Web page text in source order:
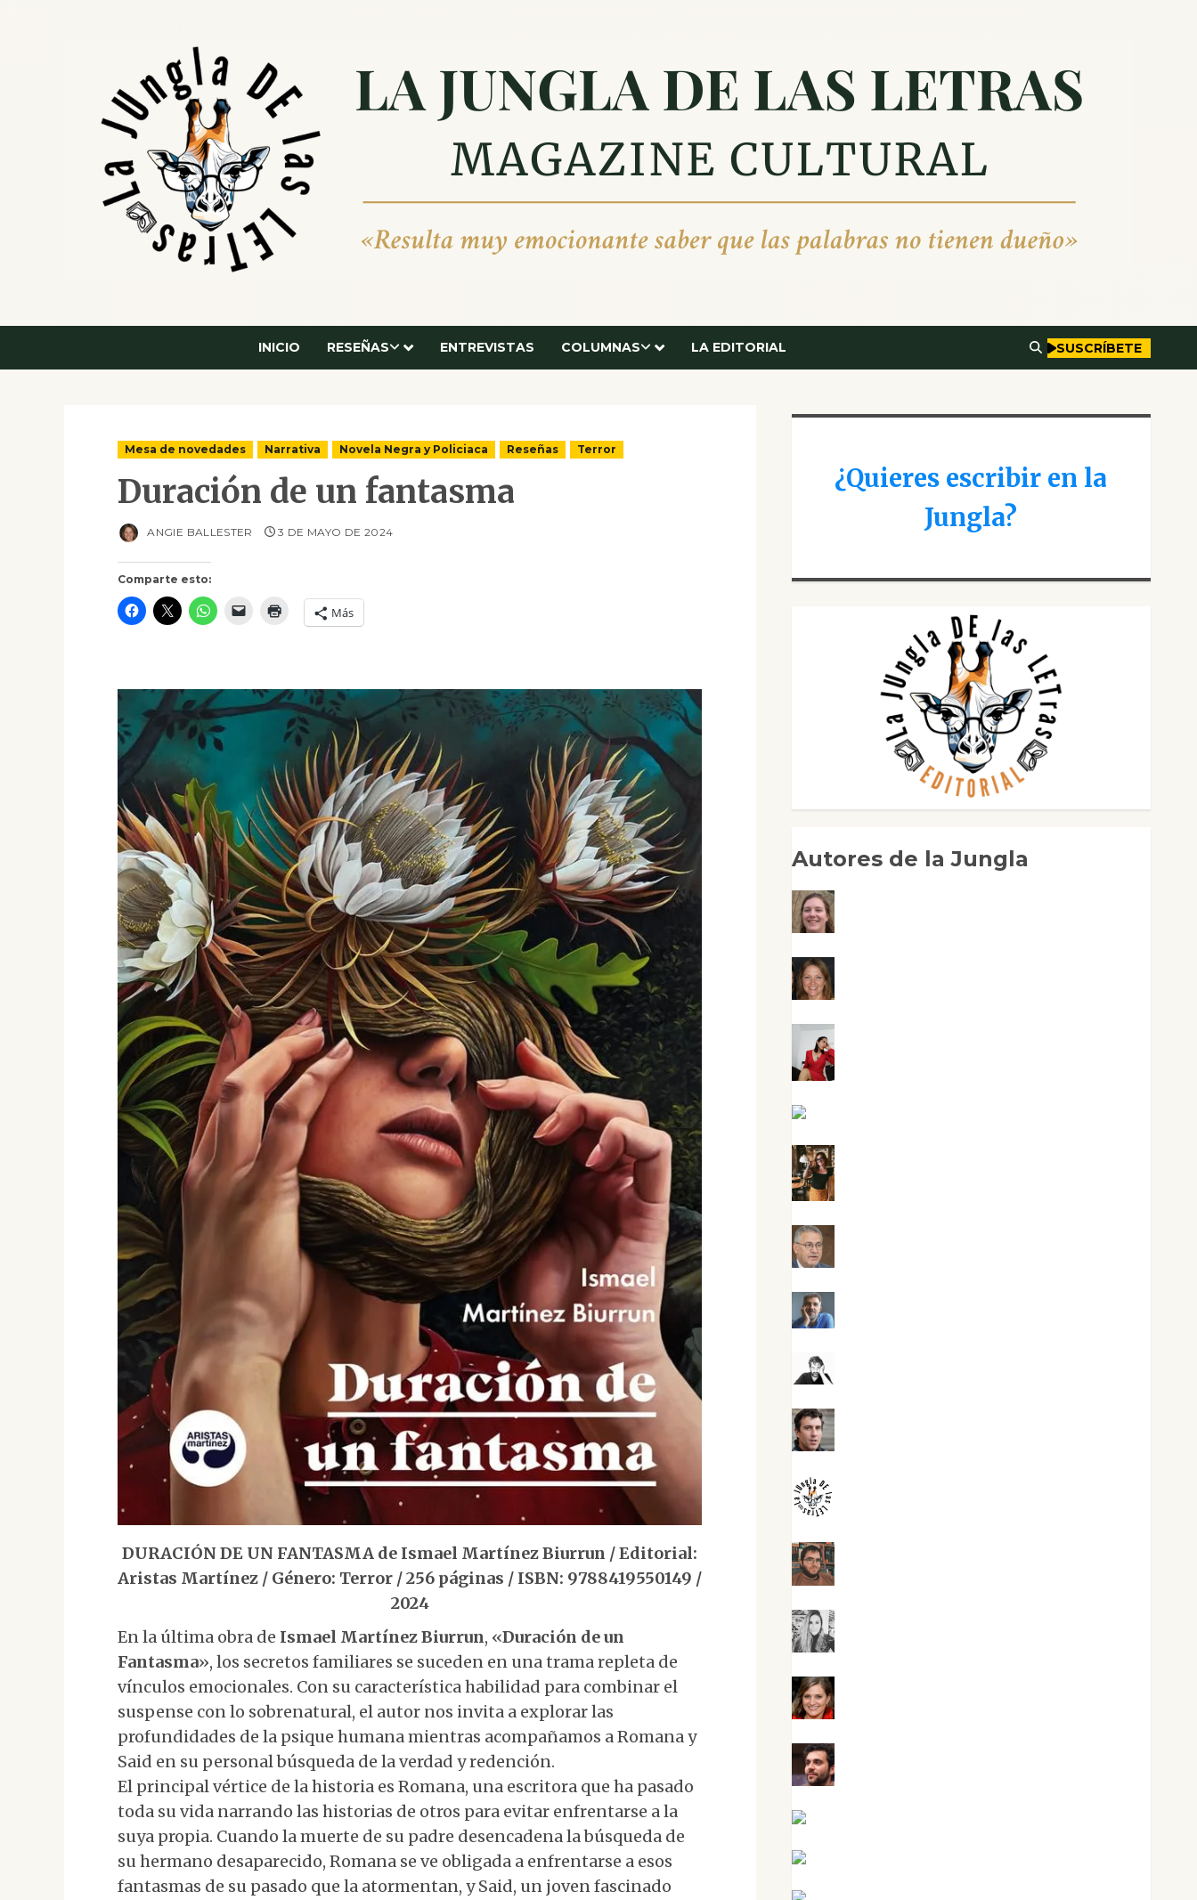
INICIO RESEÑAS ENTREVISTAS COLUMNAS LA EDITORIAL SUSCRÍBETE
Mesa de novedades Narrativa Novela Negra y Policiaca Reseñas Terror
Duración de un fantasma
Comparte esto:
Más
ANGIE BALLESTER 3 DE MAYO DE 2024
DURACIÓN DE UN FANTASMA de Ismael Martínez Biurrun / Editorial:
Aristas Martínez / Género: Terror / 256 páginas / ISBN: 9788419550149 /
2024
En la última obra de Ismael Martínez Biurrun, «Duración de un
Fantasma», los secretos familiares se suceden en una trama repleta de
vínculos emocionales. Con su característica habilidad para combinar el
suspense con lo sobrenatural, el autor nos invita a explorar las
profundidades de la psique humana mientras acompañamos a Romana y
Said en su personal búsqueda de la verdad y redención.
El principal vértice de la historia es Romana, una escritora que ha pasado
toda su vida narrando las historias de otros para evitar enfrentarse a la
suya propia. Cuando la muerte de su padre desencadena la búsqueda de
su hermano desaparecido, Romana se ve obligada a enfrentarse a esos
fantasmas de su pasado que la atormentan, y Said, un joven fascinado
¿Quieres escribir en la
Jungla?
Autores de la Jungla